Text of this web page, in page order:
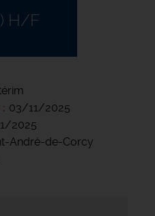
H/F
03/11/2025
2025
André-de-Corcy